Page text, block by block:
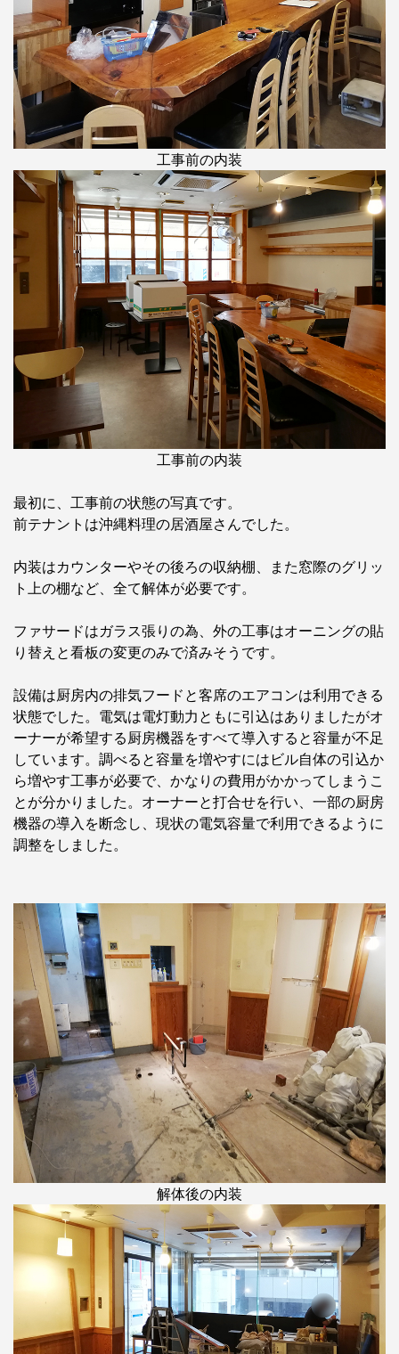
工事前の内装
工事前の内装
最初に、工事前の状態の写真です。
前テナントは沖縄料理の居酒屋さんでした。
内装はカウンターやその後ろの収納棚、また窓際のグリッ
ト上の棚など、全て解体が必要です。
ファサードはガラス張りの為、外の工事はオーニングの貼
り替えと看板の変更のみで済みそうです。
設備は厨房内の排気フードと客席のエアコンは利用できる
状態でした。電気は電灯動力ともに引込はありましたがオ
ーナーが希望する厨房機器をすべて導入すると容量が不足
しています。調べると容量を増やすにはビル自体の引込か
ら増やす工事が必要で、かなりの費用がかかってしまうこ
とが分かりました。オーナーと打合せを行い、一部の厨房
機器の導入を断念し、現状の電気容量で利用できるように
調整をしました。
解体後の内装